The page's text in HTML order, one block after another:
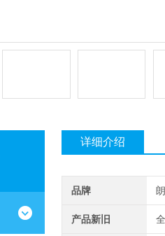
详细介绍
品牌
产品新旧